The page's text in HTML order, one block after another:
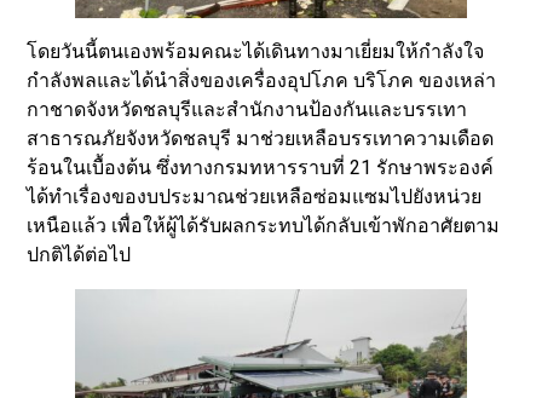
โดยวันนี้ตนเองพร้อมคณะได้เดินทางมาเยี่ยมให้กำลังใจ
กำลังพลและได้นำสิ่งของเครื่องอุปโภค บริโภค ของเหล่า
กาชาดจังหวัดชลบุรีและสำนักงานป้องกันและบรรเทา
สาธารณภัยจังหวัดชลบุรี มาช่วยเหลือบรรเทาความเดือด
ร้อนในเบื้องต้น ซึ่งทางกรมทหารราบที่ 21 รักษาพระองค์
ได้ทำเรื่องของบประมาณช่วยเหลือซ่อมแซมไปยังหน่วย
เหนือแล้ว เพื่อให้ผู้ได้รับผลกระทบได้กลับเข้าพักอาศัยตาม
ปกติได้ต่อไป